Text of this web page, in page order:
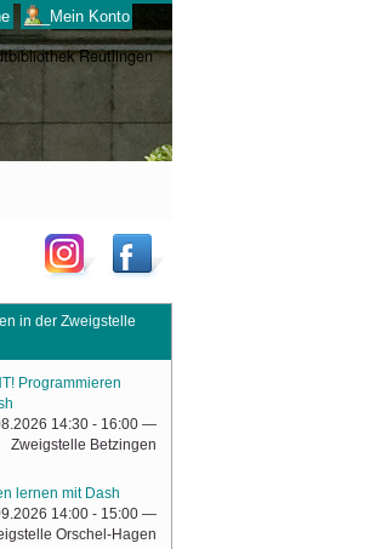
___Mein Konto
in der Zweigstelle
Programmieren
14:30 - 16:00 —
Zweigstelle Betzingen
lernen mit Dash
14:00 - 15:00 —
Orschel-Hagen